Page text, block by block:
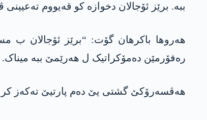
ببە. برێز ئۆجالان دخوازە کو قەیووم
ھەروھا باکرھان گۆت: “برێز ئۆجالان ب
رەفۆرمێن دەمۆکراتیک ل ھەرێمێ ببە
ھەڤسەرۆکێ گشتی یێ دەم پارتیێ تەکەز کر